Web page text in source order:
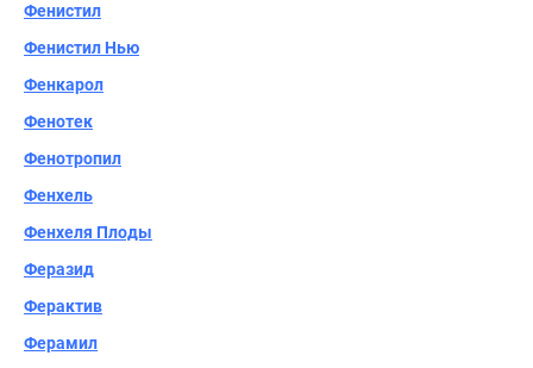
Фенистил
Фенистил Нью
Фенкарол
Фенотек
Фенотропил
Фенхель
Фенхеля Плоды
Феразид
Ферактив
Ферамил